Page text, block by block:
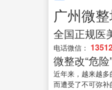
广州微
全国正规
电话微信：
微整改“危
近年来，越来越
而遭受了不可弥补